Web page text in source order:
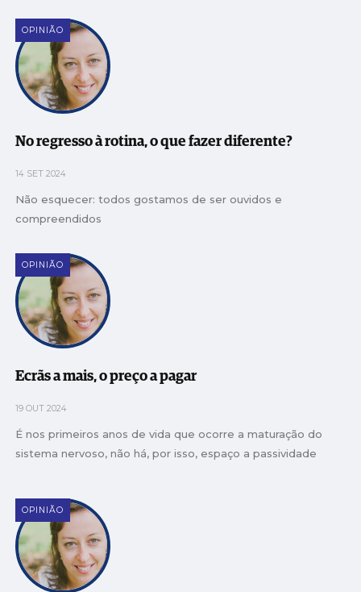
OPINIÃO
No regresso à rotina, o que fazer diferente?
14 SET 2024
Não esquecer: todos gostamos de ser ouvidos e
compreendidos
OPINIÃO
Ecrãs a mais, o preço a pagar
19 OUT 2024
É nos primeiros anos de vida que ocorre a maturação do
sistema nervoso, não há, por isso, espaço a passividade
OPINIÃO